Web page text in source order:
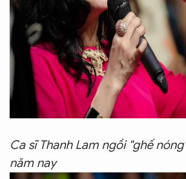
Ca sĩ Thanh Lam ngồi "ghế
năm nay